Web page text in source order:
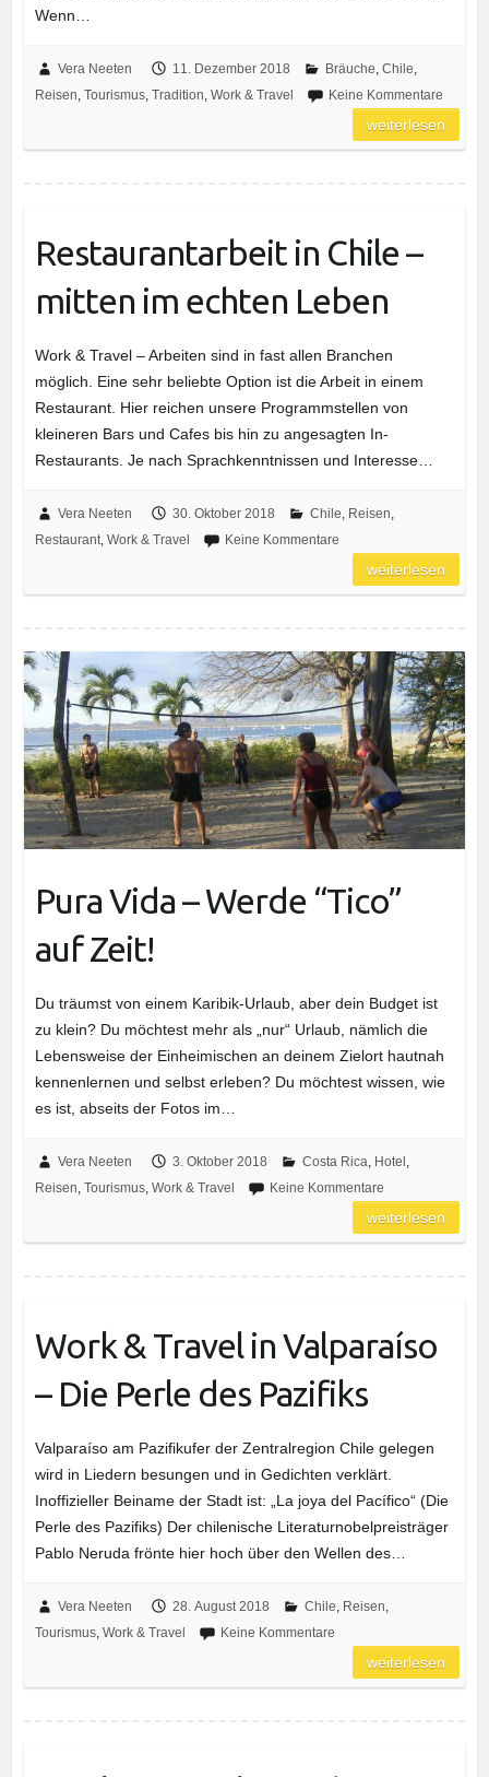
Wenn…
Vera Neeten 11. Dezember 2018 Bräuche Chile
Reisen Tourismus, Tradition Work & Travel Keine Kommentare
weiterlesen
Restaurantarbeit in Chile –
mitten im echten Leben
Work & Travel – Arbeiten sind in fast allen Branchen
möglich. Eine sehr beliebte Option ist die Arbeit in einem
Restaurant. Hier reichen unsere Programmstellen von
kleineren Bars und Cafes bis hin zu angesagten In-
Restaurants. Je nach Sprachkenntnissen und Interesse…
Vera Neeten 30. Oktober 2018 Chile, Reisen,
Restaurant, Work & Travel Keine Kommentare
weiterlesen
Pura Vida – Werde “Tico”
auf Zeit!
Du träumst von einem Karibik-Urlaub, aber dein Budget ist
zu klein? Du möchtest mehr als „nur“ Urlaub, nämlich die
Lebensweise der Einheimischen an deinem Zielort hautnah
kennenlernen und selbst erleben? Du möchtest wissen, wie
es ist, abseits der Fotos im…
Vera Neeten 3. Oktober 2018 Costa Rica, Hotel ,
Reisen, Tourismus, Work & Travel Keine Kommentare
weiterlesen
Work & Travel in Valparaíso
– Die Perle des Pazifiks
Valparaíso am Pazifikufer der Zentralregion Chile gelegen
wird in Liedern besungen und in Gedichten verklärt.
Inoffizieller Beiname der Stadt ist: „La joya del Pacífico“ (Die
Perle des Pazifiks) Der chilenische Literaturnobelpreisträger
Pablo Neruda frönte hier hoch über den Wellen des…
Vera Neeten 28. August 2018 Chile, Reisen,
Tourismus, Work & Travel Keine Kommentare
weiterlesen